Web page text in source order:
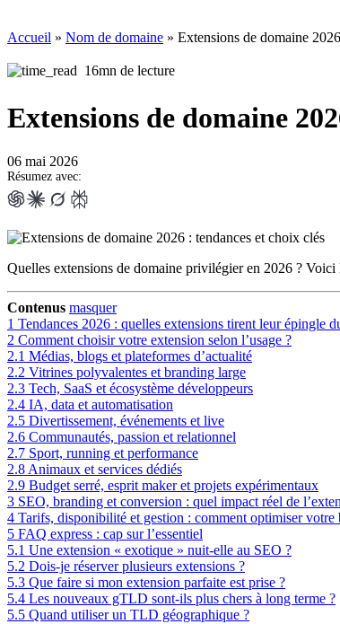
Accueil » Nom de domaine » Extensions de domaine
16mn de lecture
Extensions de domaine
06 mai 2026
Résumez avec:
Quelles extensions de domaine privilégier en 2026 ?
Contenus masquer
1 Tendances 2026 : quelles extensions tirent leur épingle
2 Comment choisir votre extension selon l’usage ?
2.1 Médias, blogs et plateformes d’actualité
2.2 Vitrines polyvalentes et branding large
2.3 Tech, SaaS et écosystème développeurs
2.4 IA, data et automatisation
2.5 Divertissement, événements et live
2.6 Communautés, passion et relationnel
2.7 Sport, running et performance
2.8 Animaux et services dédiés
2.9 Budget serré, esprit maker et projets expérimentaux
3 SEO, branding et conversion : quel impact réel de
4 Tarifs, disponibilité et gestion : comment optimiser votre
5 FAQ express : cap sur l’essentiel
5.1 Une extension « exotique » nuit-elle au SEO ?
5.2 Dois-je réserver plusieurs extensions ?
5.3 Que faire si mon extension parfaite est prise ?
5.4 Les nouveaux gTLD sont-ils plus chers à long terme ?
5.5 Quand utiliser un TLD géographique ?